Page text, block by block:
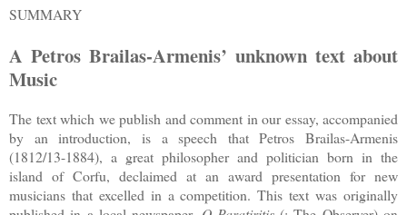
SUMMARY
A Petros Brailas-Armenis’ unknown text about
Music
The text which we publish and comment in our essay, accompanied
by an introduction, is a speech that Petros Brailas-Armenis
(1812/13-1884), a great philosopher and politician born in the
island of Corfu, declaimed at an award presentation for new
musicians that excelled in a competition. This text was originally